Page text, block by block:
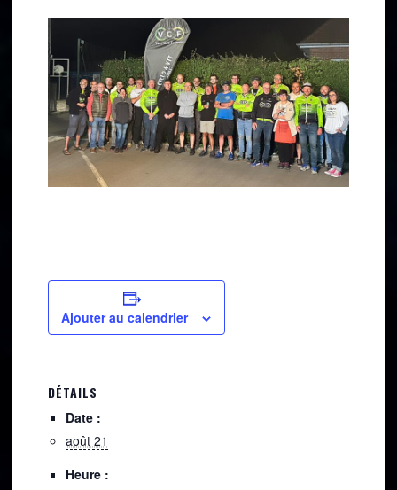
Ajouter au calendrier
DÉTAILS
Date :
août 21
Heure :